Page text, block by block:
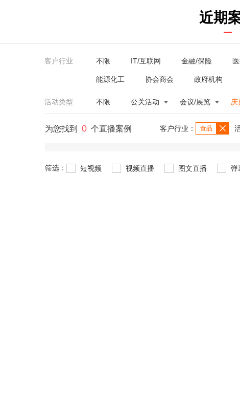
近期
客户行业 不限 IT/互联网 金融/保险
能源化工 协会商会 政府机构
活动类型 不限 公关活动 会议/展览 庆
为您找到 0 个直播案例 客户行业： 食品
筛选： 短视频 视频直播 图文直播 弹